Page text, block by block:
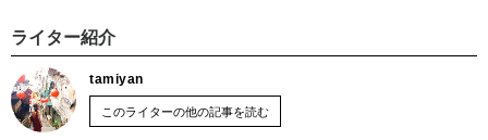
ライター紹介
tamiyan
このライターの他の記事を読む